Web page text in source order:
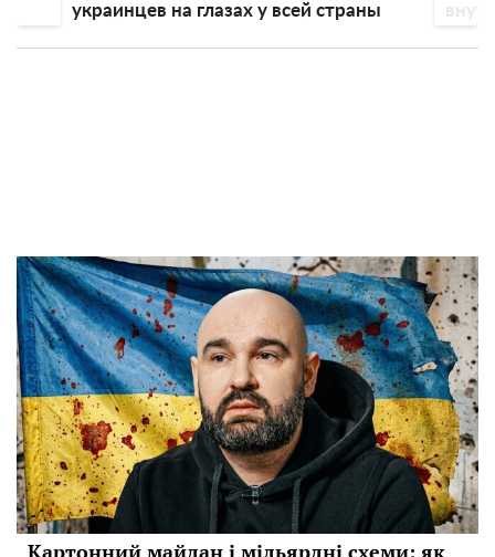
украинцев на глазах у всей страны
Картонний майдан і мільярдні схеми: як